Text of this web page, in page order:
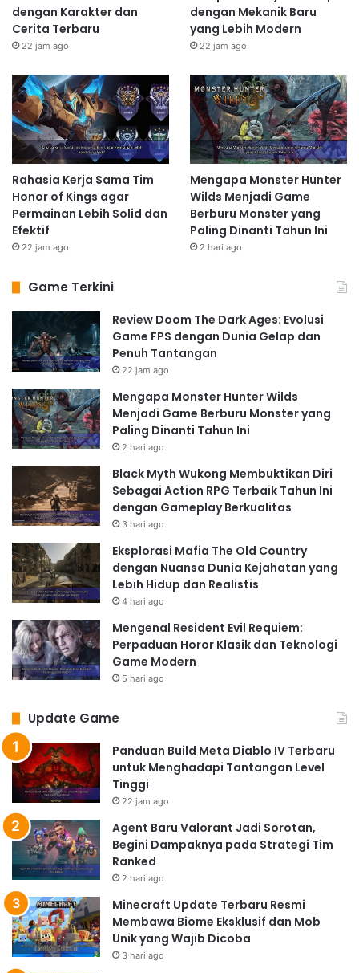
dengan Karakter dan
Cerita Terbaru
22 jam ago
dengan Mekanik Baru
yang Lebih Modern
22 jam ago
Rahasia Kerja Sama Tim
Honor of Kings agar
Permainan Lebih Solid dan
Efektif
22 jam ago
Mengapa Monster Hunter
Wilds Menjadi Game
Berburu Monster yang
Paling Dinanti Tahun Ini
2 hari ago
Game Terkini
Review Doom The Dark Ages: Evolusi
Game FPS dengan Dunia Gelap dan
Penuh Tantangan
22 jam ago
Mengapa Monster Hunter Wilds
Menjadi Game Berburu Monster yang
Paling Dinanti Tahun Ini
2 hari ago
Black Myth Wukong Membuktikan Diri
Sebagai Action RPG Terbaik Tahun Ini
dengan Gameplay Berkualitas
3 hari ago
Eksplorasi Mafia The Old Country
dengan Nuansa Dunia Kejahatan yang
Lebih Hidup dan Realistis
4 hari ago
Mengenal Resident Evil Requiem:
Perpaduan Horor Klasik dan Teknologi
Game Modern
5 hari ago
Update Game
Panduan Build Meta Diablo IV Terbaru
untuk Menghadapi Tantangan Level
Tinggi
22 jam ago
Agent Baru Valorant Jadi Sorotan,
Begini Dampaknya pada Strategi Tim
Ranked
2 hari ago
Minecraft Update Terbaru Resmi
Membawa Biome Eksklusif dan Mob
Unik yang Wajib Dicoba
3 hari ago